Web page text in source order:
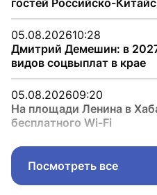
гостей Российско-
05.08.202610:28
Дмитрий Демешин: в
видов соцвыплат в крае
05.08.202609:20
На площади Ленина в
бесплатного Wi-Fi
Посмотреть все